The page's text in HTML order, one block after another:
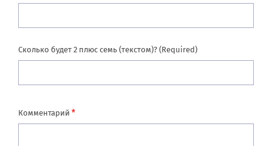
Сколько будет 2 плюс семь (текстом)? (Required)
Комментарий *